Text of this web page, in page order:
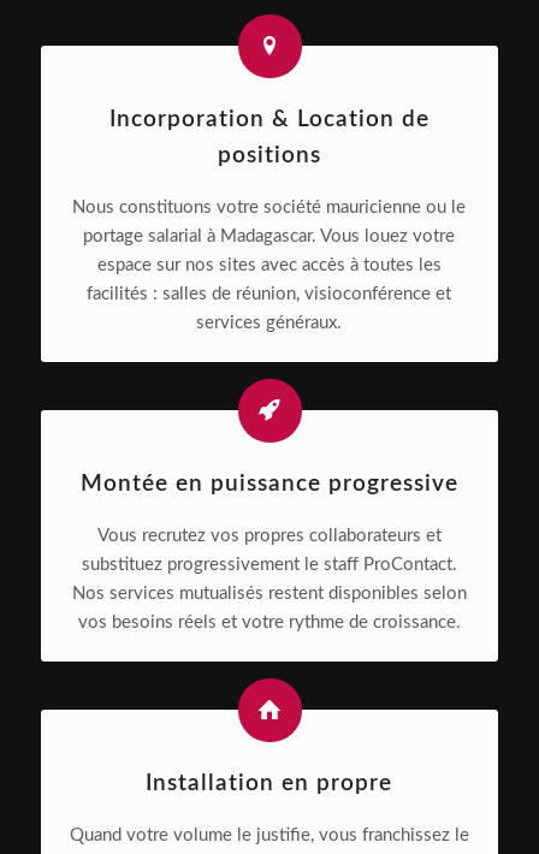
Incorporation & Location de
positions
Nous constituons votre société mauricienne ou le
portage salarial à Madagascar. Vous louez votre
espace sur nos sites avec accès à toutes les
facilités : salles de réunion, visioconférence et
services généraux.
Montée en puissance progressive
Vous recrutez vos propres collaborateurs et
substituez progressivement le staff ProContact.
Nos services mutualisés restent disponibles selon
vos besoins réels et votre rythme de croissance.
Installation en propre
Quand votre volume le justifie, vous franchissez le